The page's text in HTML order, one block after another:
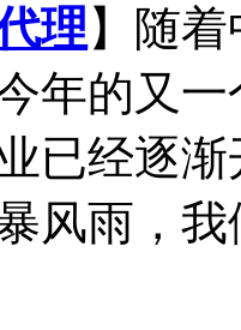
理 】随
年的又
已经逐
风雨，